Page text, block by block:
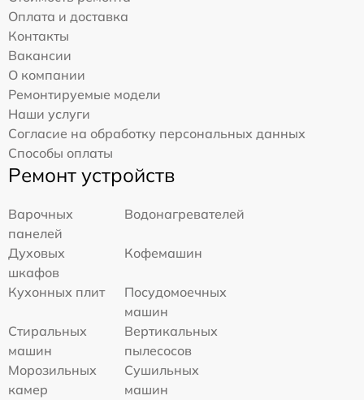
Оплата и доставка
Контакты
Вакансии
О компании
Ремонтируемые модели
Наши услуги
Согласие на обработку персональных данных
Способы оплаты
Ремонт устройств
Варочных
панелей
Водонагревателей
Духовых
шкафов
Кофемашин
Кухонных плит
Посудомоечных
машин
Стиральных
машин
Вертикальных
пылесосов
Морозильных
камер
Сушильных
машин